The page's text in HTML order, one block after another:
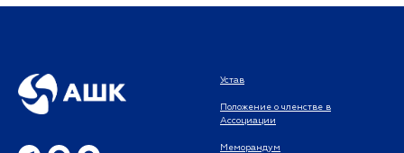
Устав
Положение о членстве в
Ассоциации
Меморандум